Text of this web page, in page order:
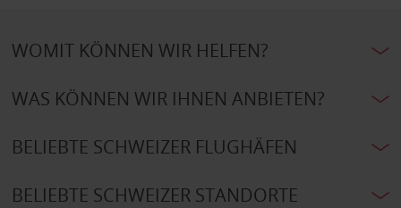
WOMIT KÖNNEN WIR HELFEN?
WAS KÖNNEN WIR IHNEN ANBIETEN?
BELIEBTE SCHWEIZER FLUGHÄFEN
BELIEBTE SCHWEIZER STANDORTE